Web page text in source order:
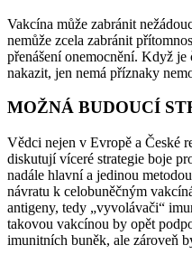
Vakcína může zabránit
nemůže zcela zabránit
přenášení onemocnění. Když
nakazit, jen nemá příznaky
MOŽNÁ BUDOUCÍ
Vědci nejen v Evropě a České
diskutují víceré strategie boje
nadále hlavní a jedinou
návratu k celobuněčným
antigeny, tedy „vyvolávači“
takovou vakcínou by opět
imunitních buněk, ale zároveň